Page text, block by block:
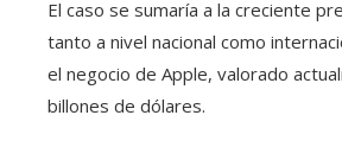
El caso se sumaría a la creciente
tanto a nivel nacional como
el negocio de Apple, valorado
billones de dólares.